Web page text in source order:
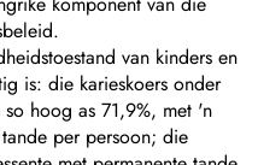
van kinders en
is: die karieskoers onder
hoog as 71,9%, met 'n
per persoon; die